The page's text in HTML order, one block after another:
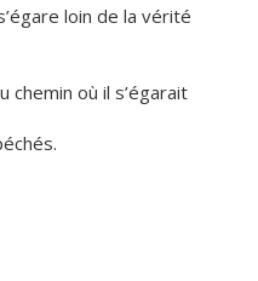
loin de la vérité
chemin où il s’égarait